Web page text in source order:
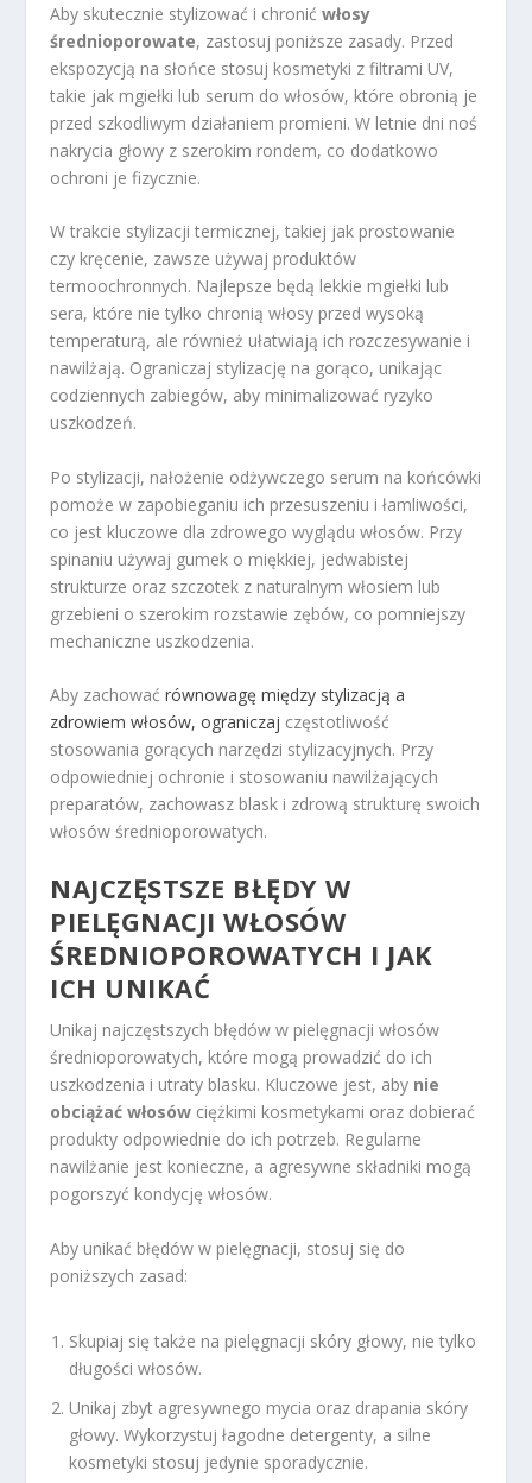
Aby skutecznie stylizować i chronićwłosy
średnioporowate, zastosuj poniższe zasady. Przed
ekspozycją na słońce stosuj kosmetyki z filtrami UV,
takie jak mgiełki lub serum do włosów, które obronią je
przed szkodliwym działaniem promieni. W letnie dni noś
nakrycia głowy z szerokim rondem, co dodatkowo
ochroni je fizycznie.
W trakcie stylizacji termicznej, takiej jak prostowanie
czy kręcenie, zawsze używaj produktów
termoochronnych. Najlepsze będą lekkie mgiełki lub
sera, które nie tylko chronią włosy przed wysoką
temperaturą, ale również ułatwiają ich rozczesywanie i
nawilżają. Ograniczaj stylizację na gorąco, unikając
codziennych zabiegów, aby minimalizować ryzyko
uszkodzeń.
Po stylizacji, nałożenie odżywczego serum na końcówki
pomoże w zapobieganiu ich przesuszeniu i łamliwości,
co jest kluczowe dla zdrowego wyglądu włosów. Przy
spinaniu używaj gumek o miękkiej, jedwabistej
strukturze oraz szczotek z naturalnym włosiem lub
grzebieni o szerokim rozstawie zębów, co pomniejszy
mechaniczne uszkodzenia.
Aby zachowaćrównowagę między stylizacją a
zdrowiem włosów, ograniczaj częstotliwość
stosowania gorących narzędzi stylizacyjnych. Przy
odpowiedniej ochronie i stosowaniu nawilżających
preparatów, zachowasz blask i zdrową strukturę swoich
włosów średnioporowatych.
NAJCZĘSTSZE BŁĘDY W
PIELĘGNACJI WŁOSÓW
ŚREDNIOPOROWATYCH I JAK
ICH UNIKAĆ
Unikaj najczęstszych błędów w pielęgnacji włosów
średnioporowatych, które mogą prowadzić do ich
uszkodzenia i utraty blasku. Kluczowe jest, aby nie
obciążać włosów ciężkimi kosmetykami oraz dobierać
produkty odpowiednie do ich potrzeb. Regularne
nawilżanie jest konieczne, a agresywne składniki mogą
pogorszyć kondycję włosów.
Aby unikać błędów w pielęgnacji, stosuj się do
poniższych zasad:
Skupiaj się także na pielęgnacji skóry głowy, nie tylko
długości włosów.
Unikaj zbyt agresywnego mycia oraz drapania skóry
głowy. Wykorzystuj łagodne detergenty, a silne
kosmetyki stosuj jedynie sporadycznie.